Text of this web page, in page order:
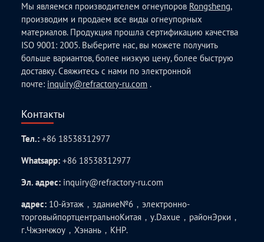
Мы являемся производителем огнеупоров Rongsheng,
производим и продаем все виды огнеупорных
материалов. Продукция прошла сертификацию качества
ISO 9001: 2005. Выберите нас, вы можете получить
больше вариантов, более низкую цену, более быструю
доставку. Свяжитесь с нами по электронной
почте: inquiry@refractory-ru.com .
Контакты
Тел.:+86 18538312977
Whatsapp:+86 18538312977
Эл. адрес: inquiry@refractory-ru.com
адрес: 10-йэтаж，здание№6，электронно-
торговыйпортцентральноКитая，у.Daxue，районЭрки，
г.Чжэнчжоу，Хэнань，КНР.